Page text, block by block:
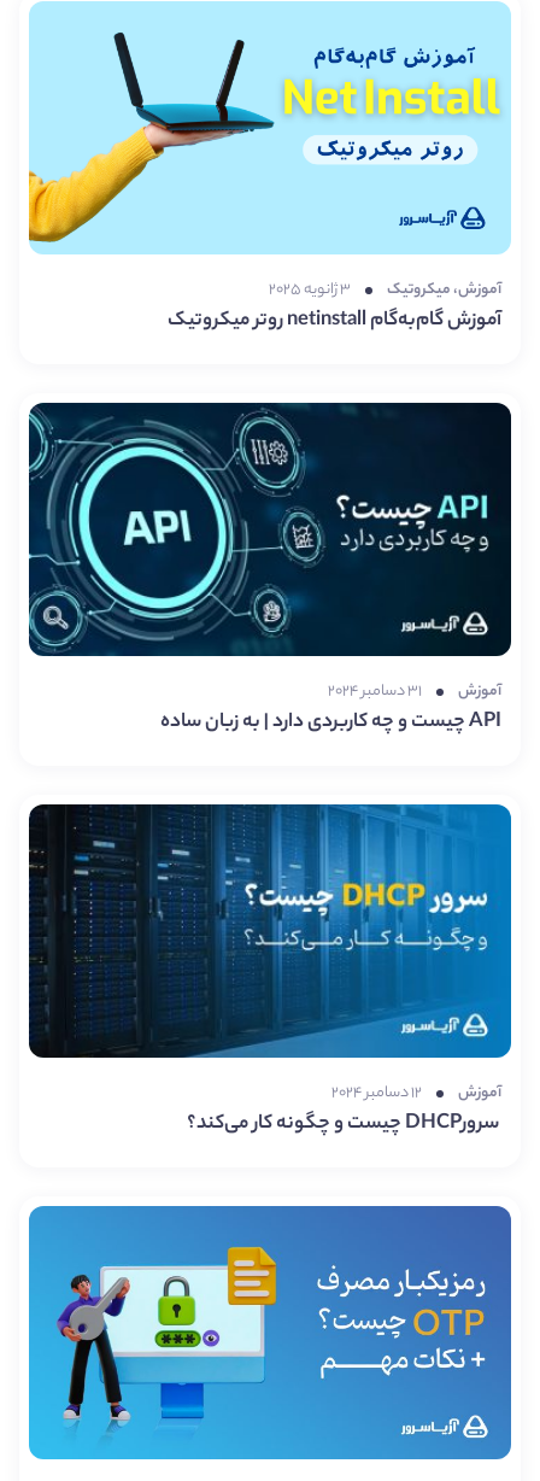
آموزش،میکروتیک ۳ ژانویه ۲۰۲۵
آموزش گام‌به‌گام netinstall روتر میکروتیک
آموزش ۳۱ دسامبر ۲۰۲۴
API چیست و چه کاربردی دارد | به زبان ساده
آموزش ۱۲ دسامبر ۲۰۲۴
سرورDHCP چیست و چگونه کار می‌کند؟